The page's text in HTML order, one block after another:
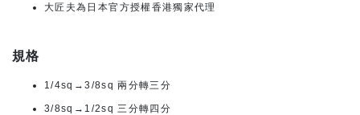
大匠夫為日本官方授權香港獨家代理
規格
1/4sq→3/8sq 兩分轉三分
3/8sq→1/2sq 三分轉四分